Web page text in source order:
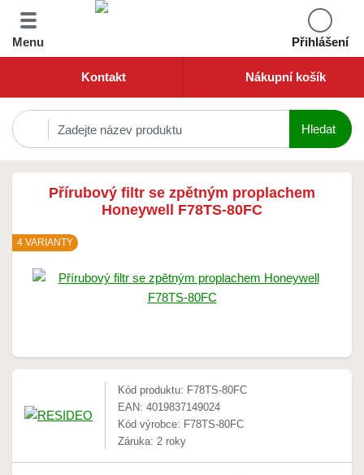
Menu Přihlášení
Kontakt Nákupní košík
Přírubový filtr se zpětným proplachem
Honeywell F78TS-80FC
4 VARIANTY
Kód produktu: F78TS-80FC
EAN: 4019837149024
Kód výrobce: F78TS-80FC
Záruka: 2 roky